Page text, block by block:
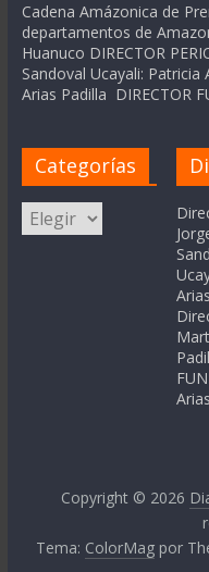
Cadena Amázonica de
departamentos de
Huanuco DIRECTOR
Sandoval Ucayali: Patricia
Arias Padilla DIRECTOR
Categorías
Categorías
Copyright © 2026
Tema: ColorMag por